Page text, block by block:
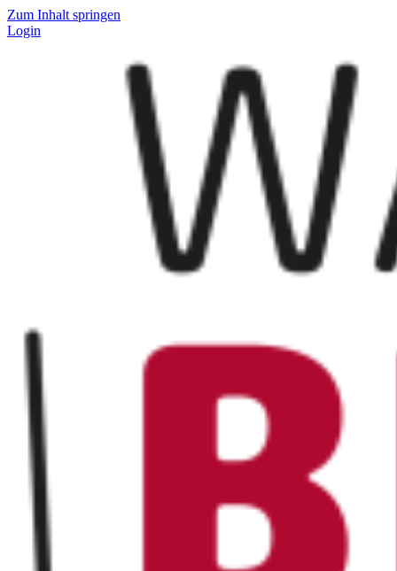
Zum Inhalt springen
Login